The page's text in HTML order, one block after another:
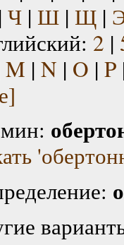
Ч| Ш| Щ|
2 |
M | N | O | P